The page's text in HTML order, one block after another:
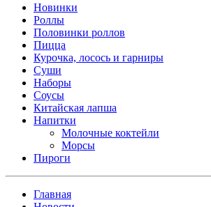
Новинки
Роллы
Половинки роллов
Пицца
Курочка, лосось и гарниры
Суши
Наборы
Соусы
Китайская лапша
Напитки
Молочные коктейли
Морсы
Пироги
Главная